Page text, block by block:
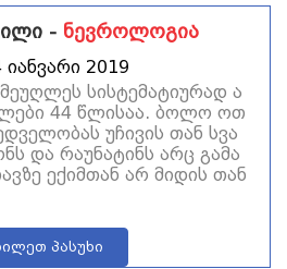
- ნევროლოგია
იანვარი 2019
სისტემატიურად ა
44 წლისაა. ბოლო ოთ
უჩივის თან სვა
და რაუნატინს არც გამა
ექიმთან არ მიდის თან
პასუხი